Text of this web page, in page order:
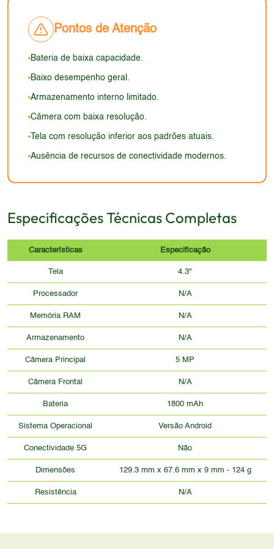
ultrapassado e não atrairia os usuários modernos.
Pontos de Atenção
Bateria de baixa capacidade.
Baixo desempenho geral.
Armazenamento interno limitado.
Câmera com baixa resolução.
Tela com resolução inferior aos padrões atuais.
Ausência de recursos de conectividade modernos.
Especificações Técnicas Completas
Características Especificação
Tela 4.3"
Processador N/A
Memória RAM N/A
Armazenamento N/A
Câmera Principal 5 MP
Câmera Frontal N/A
Bateria 1800 mAh
Sistema Operacional Versão Android
Conectividade 5G Não
Dimensões 129.3 mm x 67.6 mm x 9 mm - 124 g
Resistência N/A